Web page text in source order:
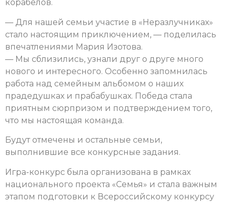
корабелов.
— Для нашей семьи участие в «Неразлучниках»
стало настоящим приключением, — поделилась
впечатлениями Мария Изотова.
— Мы сблизились, узнали друг о друге много
нового и интересного. Особенно запомнилась
работа над семейным альбомом о наших
прадедушках и прабабушках. Победа стала
приятным сюрпризом и подтверждением того,
что мы настоящая команда.
Будут отмечены и остальные семьи,
выполнившие все конкурсные задания.
Игра-конкурс была организована в рамках
национального проекта «Семья» и стала важным
этапом подготовки к Всероссийскому конкурсу